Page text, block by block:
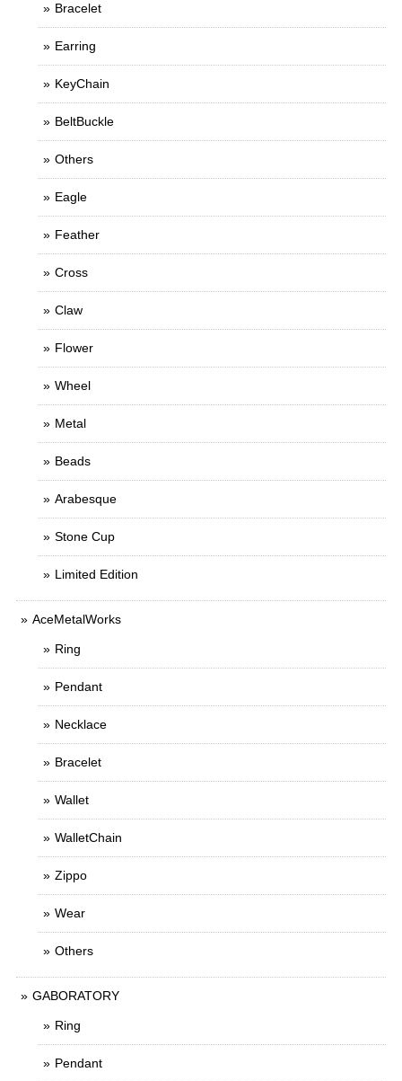
Bracelet
Earring
KeyChain
BeltBuckle
Others
Eagle
Feather
Cross
Claw
Flower
Wheel
Metal
Beads
Arabesque
Stone Cup
Limited Edition
AceMetalWorks
Ring
Pendant
Necklace
Bracelet
Wallet
WalletChain
Zippo
Wear
Others
GABORATORY
Ring
Pendant